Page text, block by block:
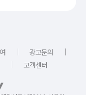
｜ 광고문의
｜
｜ 고객센터